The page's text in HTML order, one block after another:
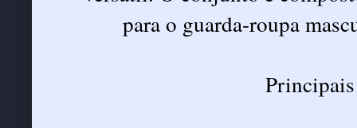
para o guarda-roupa